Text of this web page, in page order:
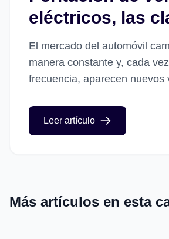
eléctricos, las
El mercado del automóvil
manera constante y, cada
frecuencia, aparecen nuevos
un tiempo a esta parte los
Leer artículo
Más artículos en esta